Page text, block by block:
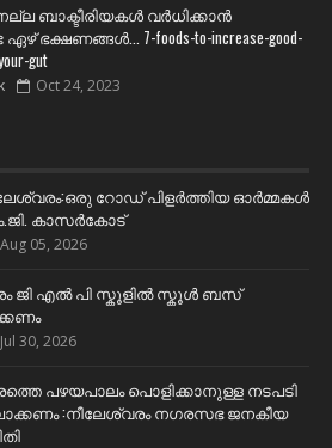
ബാക്ടീരിയകൾ വര്‍ധിക്കാന്‍
ഏഴ് ഭക്ഷണങ്ങള്‍... 7-foods-to-increase-good-
gut
Oct 24, 2023
റോഡ് പിളർത്തിയ ഓർമ്മകൾ
കാസർകോട്
Aug 05, 2026
ജി എൽ പി സ്കൂളിൽ സ്കൂൾ ബസ്
Jul 30, 2026
പഴയപാലം പൊളിക്കാനുള്ള നടപടി
:നീലേശ്വരം നഗരസഭ ജനകീയ